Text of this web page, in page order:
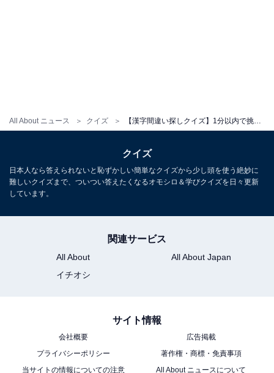
All About ニュース クイズ
クイズ
日本人なら答えられないと恥ずかしい簡単なクイズから少し頭を使う絶妙に
難しいクイズまで、ついつい答えたくなるオモシロ＆学びクイズを日々更新
しています。
関連サービス
All About
All About Japan
イチオシ
サイト情報
会社概要
広告掲載
プライバシーポリシー
著作権・商標・免責事項
当サイトの情報についての注意
All About ニュースについて